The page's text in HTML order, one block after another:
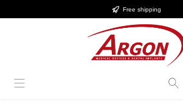
Free shipping